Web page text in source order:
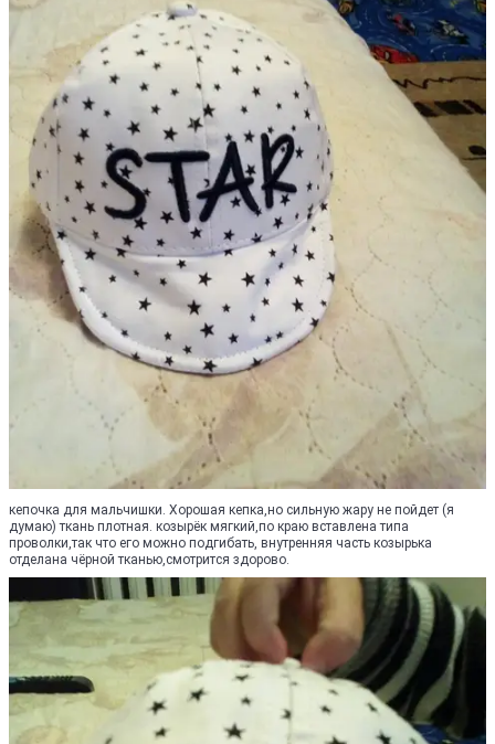
кепочка для мальчишки. Хорошая кепка,но сильную жару не пойдет (я
думаю) ткань плотная. козырёк мягкий,по краю вставлена типа
проволки,так что его можно подгибать, внутренняя часть козырька
отделана чёрной тканью,смотрится здорово.